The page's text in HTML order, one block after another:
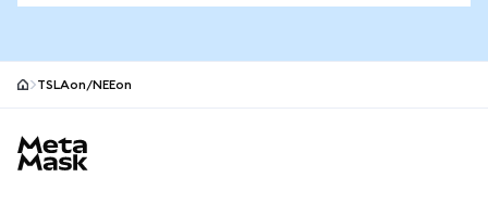
TSLAon/NEEon